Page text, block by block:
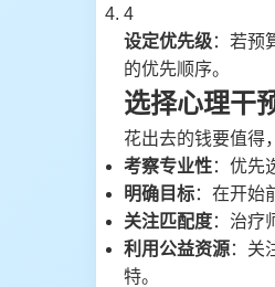
4
设定优先级：若预
的优先顺序。
选择心理干
花出去的钱要值得
考察专业性：优先
明确目标：在开始
关注匹配度：治疗
利用公益资源：关
特。